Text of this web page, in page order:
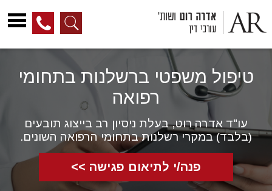
התוכןטיפול משפטי ברשלנות בתחומי
רפואה
עו"ד אדרה רוט, בעלת ניסיון רב בייצוג תובעים
(בלבד) במקרי רשלנות בתחומי הרפואה השונים.
פנה/י לתיאום פגישה >>